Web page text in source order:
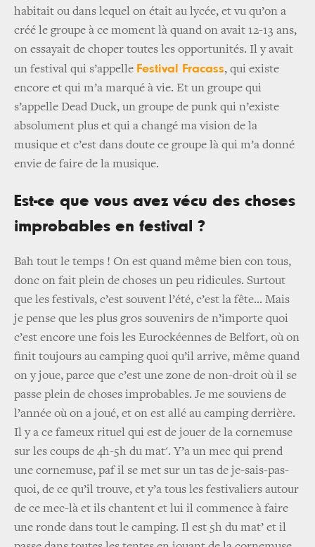
habitait ou dans lequel on était au lycée, et vu qu’on a
créé le groupe à ce moment là quand on avait 12-13 ans,
on essayait de choper toutes les opportunités. Il y avait
un festival qui s’appelle Festival Fracass, qui existe
encore et qui m’a marqué à vie. Et un groupe qui
s’appelle Dead Duck, un groupe de punk qui n’existe
absolument plus et qui a changé ma vision de la
musique et c’est dans doute ce groupe là qui m’a donné
envie de faire de la musique.
Est-ce que vous avez vécu des choses
improbables en festival ?
Bah tout le temps ! On est quand même bien con tous,
donc on fait plein de choses un peu ridicules. Surtout
que les festivals, c’est souvent l’été, c’est la fête... Mais
je pense que les plus gros souvenirs de n’importe quoi
c’est encore une fois les Eurockéennes de Belfort, où on
finit toujours au camping quoi qu’il arrive, même quand
on y joue, parce que c’est une zone de non-droit où il se
passe plein de choses improbables. Je me souviens de
l’année où on a joué, et on est allé au camping derrière.
Il y a ce fameux rituel qui est de jouer de la cornemuse
sur les coups de 4h-5h du mat'. Y’a un mec qui prend
une cornemuse, paf il se met sur un tas de je-sais-pas-
quoi, de ce qu’il trouve, et y’a tous les festivaliers autour
de ce mec-là et ils chantent et lui il commence à faire
une ronde dans tout le camping. Il est 5h du mat’ et il